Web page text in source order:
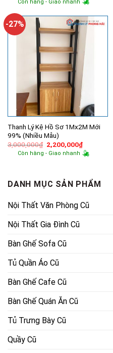
là:
tại
Còn hàng - Giao nhanh
-27%
Thanh Lý Kệ Hồ Sơ 1Mx2M Mới
99% (Nhiều Mẫu)
3,000,000₫ Giá
gốc
là:
2,200,000₫Giá
hiện
tại
Còn hàng - Giao nhanh
DANH MỤC SẢN PHẨM
Nội Thất Văn Phòng Cũ
Nội Thất Gia Đình Cũ
Bàn Ghế Sofa Cũ
Tủ Quần Áo Cũ
Bàn Ghế Cafe Cũ
Bàn Ghế Quán Ăn Cũ
Tủ Trưng Bày Cũ
Quầy Cũ